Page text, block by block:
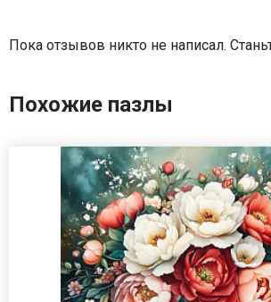
Пока отзывов никто не написал.
Похожие пазлы